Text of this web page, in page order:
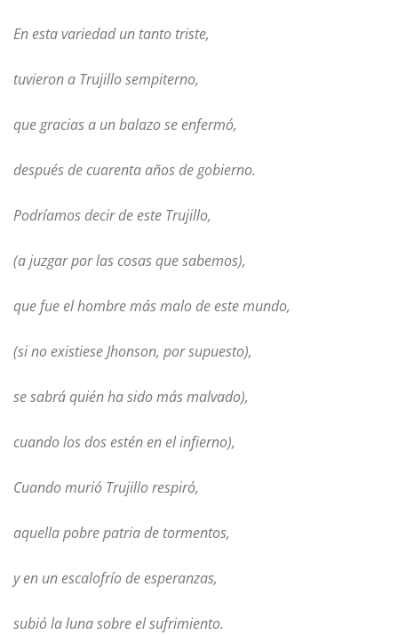
En esta variedad un tanto triste,
tuvieron a Trujillo sempiterno,
que gracias a un balazo se enfermó,
después de cuarenta años de gobierno.
Podríamos decir de este Trujillo,
(a juzgar por las cosas que sabemos),
que fue el hombre más malo de este mundo,
(si no existiese Jhonson, por supuesto),
se sabrá quién ha sido más malvado),
cuando los dos estén en el infierno),
Cuando murió Trujillo respiró,
aquella pobre patria de tormentos,
y en un escalofrío de esperanzas,
subió la luna sobre el sufrimiento.